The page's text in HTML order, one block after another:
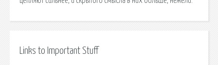
Links to Important Stuff